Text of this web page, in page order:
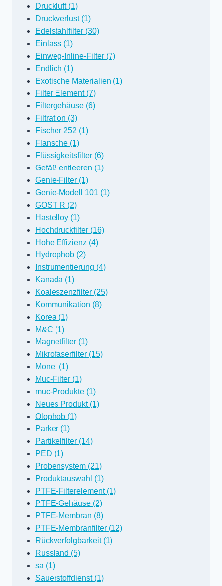
Druckluft (1)
Druckverlust (1)
Edelstahlfilter (30)
Einlass (1)
Einweg-Inline-Filter (7)
Endlich (1)
Exotische Materialien (1)
Filter Element (7)
Filtergehäuse (6)
Filtration (3)
Fischer 252 (1)
Flansche (1)
Flüssigkeitsfilter (6)
Gefäß entleeren (1)
Genie-Filter (1)
Genie-Modell 101 (1)
GOST R (2)
Hastelloy (1)
Hochdruckfilter (16)
Hohe Effizienz (4)
Hydrophob (2)
Instrumentierung (4)
Kanada (1)
Koaleszenzfilter (25)
Kommunikation (8)
Korea (1)
M&C (1)
Magnetfilter (1)
Mikrofaserfilter (15)
Monel (1)
Muc-Filter (1)
muc-Produkte (1)
Neues Produkt (1)
Olophob (1)
Parker (1)
Partikelfilter (14)
PED (1)
Probensystem (21)
Produktauswahl (1)
PTFE-Filterelement (1)
PTFE-Gehäuse (2)
PTFE-Membran (8)
PTFE-Membranfilter (12)
Rückverfolgbarkeit (1)
Russland (5)
sa (1)
Sauerstoffdienst (1)